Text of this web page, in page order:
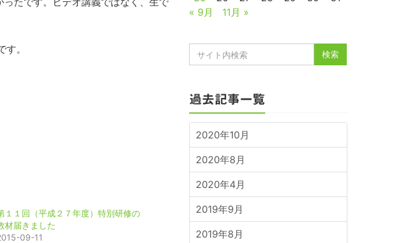
。
１１回（平成２７年度）特別研修の
材届きました
09-11
« 9月
11月 »
過去記事一覧
2020年10月
2020年8月
2020年4月
2019年9月
2019年8月